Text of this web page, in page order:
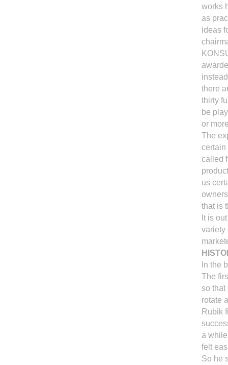
works
as
ideas
there
thirty
be
or
The
certain
called
us
that is
It is
variety
In the
The
so that
rotate
Rubik
a
felt
So he